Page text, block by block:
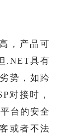
，产品可
.NET具有
势，如跨
对接时，
台的安全
或者不法